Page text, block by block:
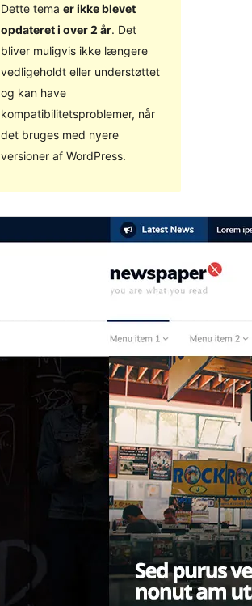
Dette tema er ikke blevet
opdateret i over 2 år. Det
bliver muligvis ikke længere
vedligeholdt eller understøttet
og kan have
kompatibilitetsproblemer, når
det bruges med nyere
versioner af WordPress.